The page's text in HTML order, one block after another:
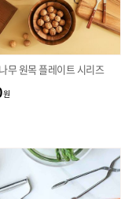
무 원목 플레이트 시리즈
원